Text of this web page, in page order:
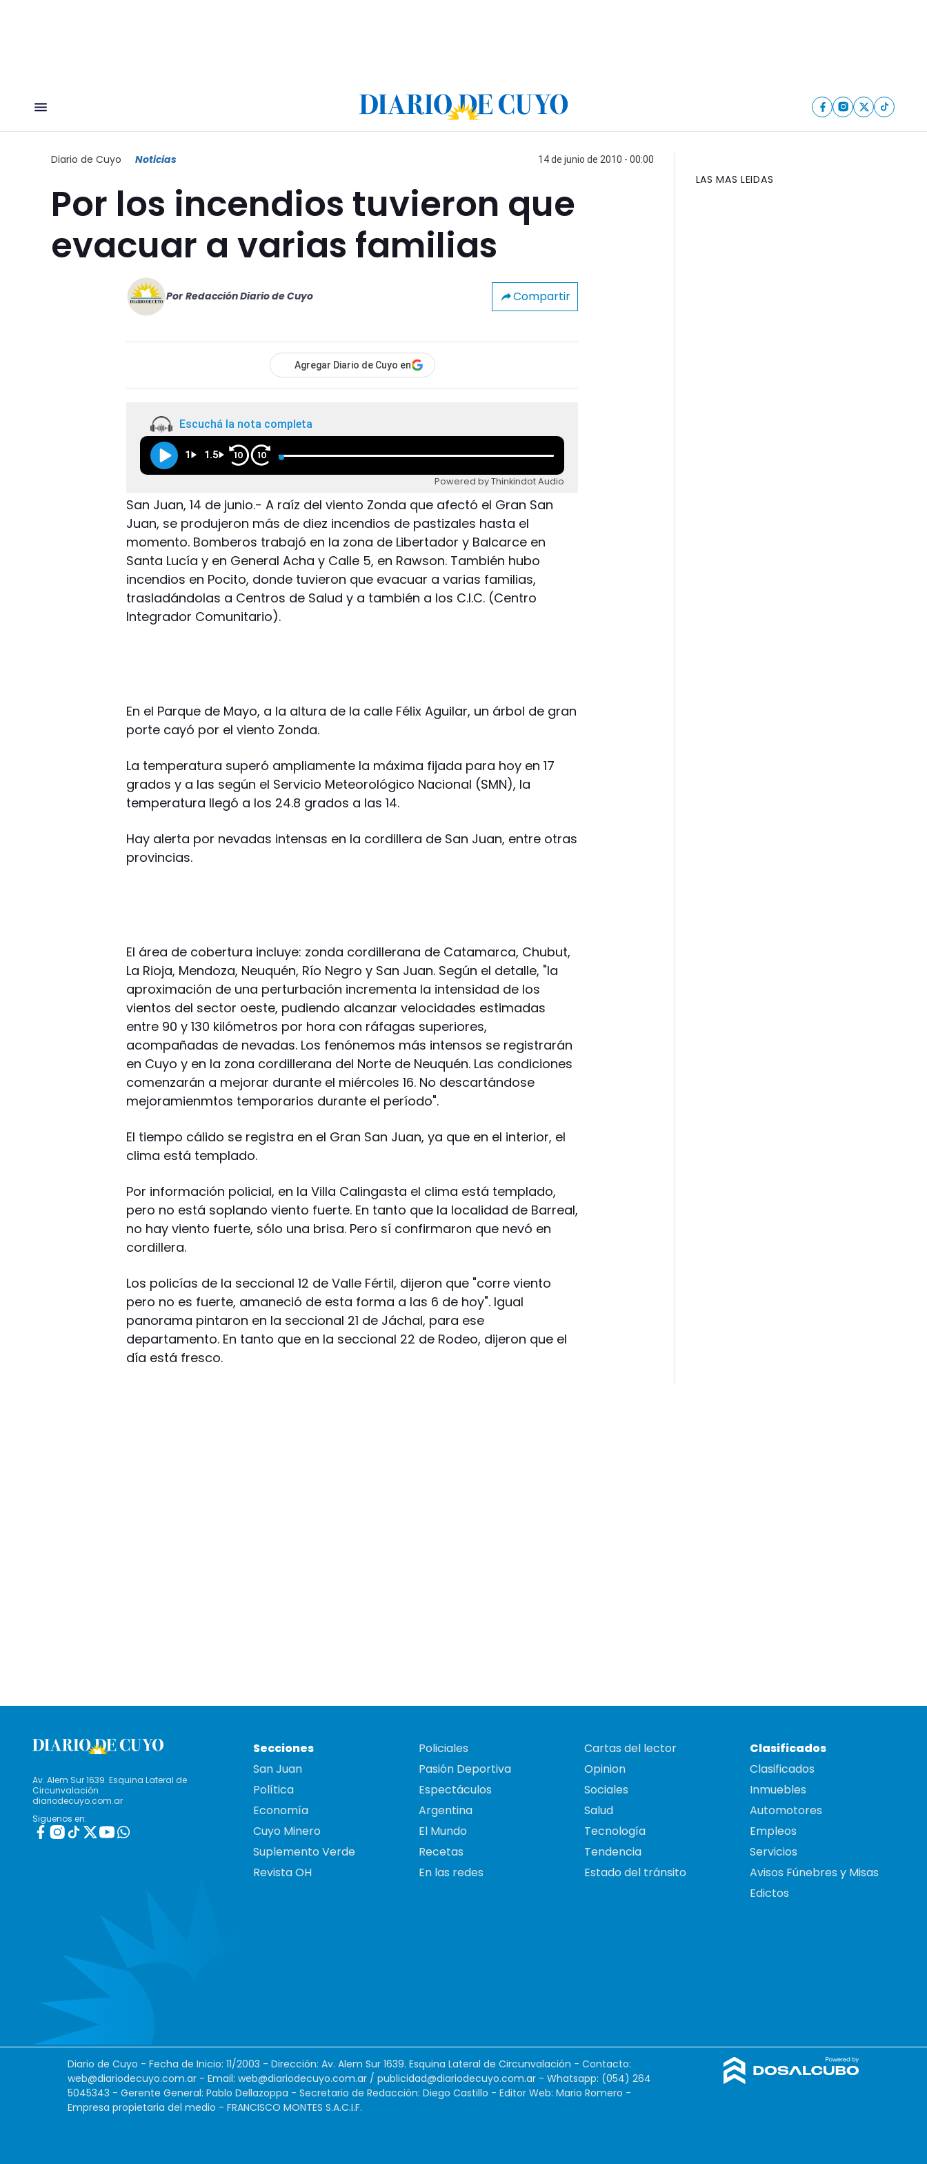
Diario de Cuyo Noticias 14 de junio de 2010 - 00:00
Por los incendios tuvieron que
evacuar a varias familias
Por Redacción Diario de Cuyo Compartir
Agregar Diario de Cuyo en
Escuchá la nota completa
1 1.5 10 10
Powered by Thinkindot Audio
San Juan, 14 de junio.- A raíz del viento Zonda que afectó el Gran San
Juan, se produjeron más de diez incendios de pastizales hasta el
momento. Bomberos trabajó en la zona de Libertador y Balcarce en
Santa Lucía y en General Acha y Calle 5, en Rawson. También hubo
incendios en Pocito, donde tuvieron que evacuar a varias familias,
trasladándolas a Centros de Salud y a también a los C.I.C. (Centro
Integrador Comunitario).
En el Parque de Mayo, a la altura de la calle Félix Aguilar, un árbol de gran
porte cayó por el viento Zonda.
La temperatura superó ampliamente la máxima fijada para hoy en 17
grados y a las según el Servicio Meteorológico Nacional (SMN), la
temperatura llegó a los 24.8 grados a las 14.
Hay alerta por nevadas intensas en la cordillera de San Juan, entre otras
provincias.
El área de cobertura incluye: zonda cordillerana de Catamarca, Chubut,
La Rioja, Mendoza, Neuquén, Río Negro y San Juan. Según el detalle, "la
aproximación de una perturbación incrementa la intensidad de los
vientos del sector oeste, pudiendo alcanzar velocidades estimadas
entre 90 y 130 kilómetros por hora con ráfagas superiores,
acompañadas de nevadas. Los fenónemos más intensos se registrarán
en Cuyo y en la zona cordillerana del Norte de Neuquén. Las condiciones
comenzarán a mejorar durante el miércoles 16. No descartándose
mejoramienmtos temporarios durante el período".
El tiempo cálido se registra en el Gran San Juan, ya que en el interior, el
clima está templado.
Por información policial, en la Villa Calingasta el clima está templado,
pero no está soplando viento fuerte. En tanto que la localidad de Barreal,
no hay viento fuerte, sólo una brisa. Pero sí confirmaron que nevó en
cordillera.
Los policías de la seccional 12 de Valle Fértil, dijeron que "corre viento
pero no es fuerte, amaneció de esta forma a las 6 de hoy". Igual
panorama pintaron en la seccional 21 de Jáchal, para ese
departamento. En tanto que en la seccional 22 de Rodeo, dijeron que el
día está fresco.
LAS MAS LEIDAS
Av. Alem Sur 1639. Esquina Lateral de
Circunvalación
diariodecuyo.com.ar
Siguenos en:
Secciones
San Juan
Política
Economía
Cuyo Minero
Suplemento Verde
Revista OH
Policiales
Pasión Deportiva
Espectáculos
Argentina
El Mundo
Recetas
En las redes
Cartas del lector
Opinion
Sociales
Salud
Tecnología
Tendencia
Estado del tránsito
Clasificados
Clasificados
Inmuebles
Automotores
Empleos
Servicios
Avisos Fúnebres y Misas
Edictos
Diario de Cuyo - Fecha de Inicio: 11/2003 - Dirección: Av. Alem Sur 1639. Esquina Lateral de Circunvalación - Contacto:
web@diariodecuyo.com.ar - Email: web@diariodecuyo.com.ar / publicidad@diariodecuyo.com.ar - Whatsapp: (054) 264
5045343 - Gerente General: Pablo Dellazoppa - Secretario de Redacción: Diego Castillo - Editor Web: Mario Romero -
Empresa propietaria del medio - FRANCISCO MONTES S.A.C.I.F.